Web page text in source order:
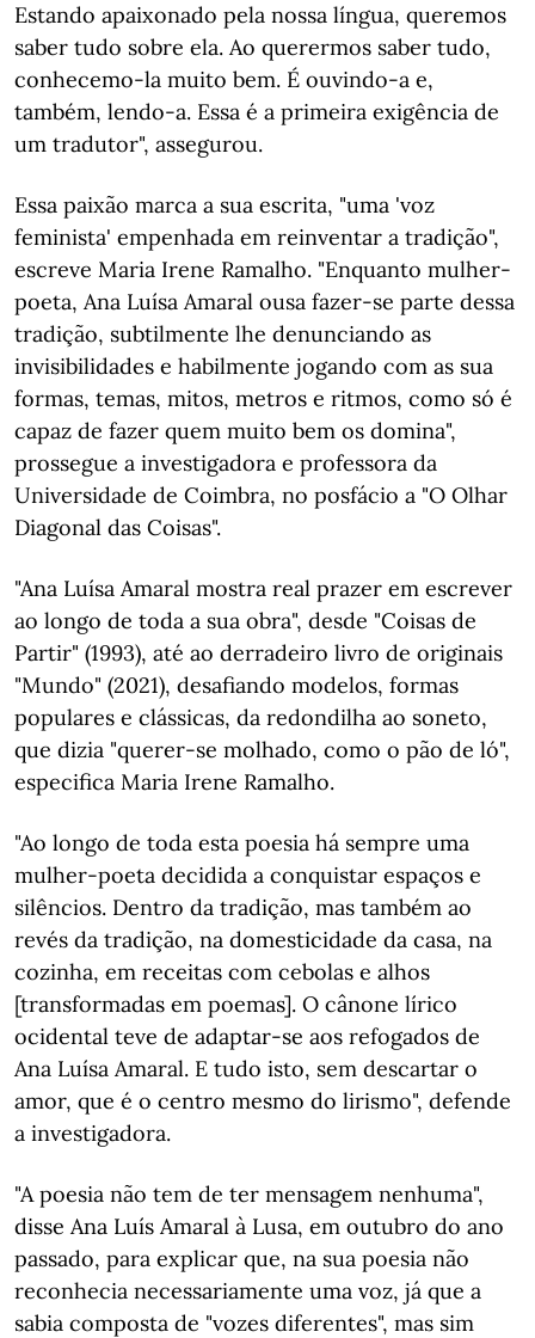
Estando apaixonado pela nossa língua, queremos
saber tudo sobre ela. Ao querermos saber tudo,
conhecemo-la muito bem. É ouvindo-a e,
também, lendo-a. Essa é a primeira exigência de
um tradutor", assegurou.
Essa paixão marca a sua escrita, "uma 'voz
feminista' empenhada em reinventar a tradição",
escreve Maria Irene Ramalho. "Enquanto mulher-
poeta, Ana Luísa Amaral ousa fazer-se parte dessa
tradição, subtilmente lhe denunciando as
invisibilidades e habilmente jogando com as sua
formas, temas, mitos, metros e ritmos, como só é
capaz de fazer quem muito bem os domina",
prossegue a investigadora e professora da
Universidade de Coimbra, no posfácio a "O Olhar
Diagonal das Coisas".
"Ana Luísa Amaral mostra real prazer em escrever
ao longo de toda a sua obra", desde "Coisas de
Partir" (1993), até ao derradeiro livro de originais
"Mundo" (2021), desafiando modelos, formas
populares e clássicas, da redondilha ao soneto,
que dizia "querer-se molhado, como o pão de ló",
especifica Maria Irene Ramalho.
"Ao longo de toda esta poesia há sempre uma
mulher-poeta decidida a conquistar espaços e
silêncios. Dentro da tradição, mas também ao
revés da tradição, na domesticidade da casa, na
cozinha, em receitas com cebolas e alhos
[transformadas em poemas]. O cânone lírico
ocidental teve de adaptar-se aos refogados de
Ana Luísa Amaral. E tudo isto, sem descartar o
amor, que é o centro mesmo do lirismo", defende
a investigadora.
"A poesia não tem de ter mensagem nenhuma",
disse Ana Luís Amaral à Lusa, em outubro do ano
passado, para explicar que, na sua poesia não
reconhecia necessariamente uma voz, já que a
sabia composta de "vozes diferentes", mas sim